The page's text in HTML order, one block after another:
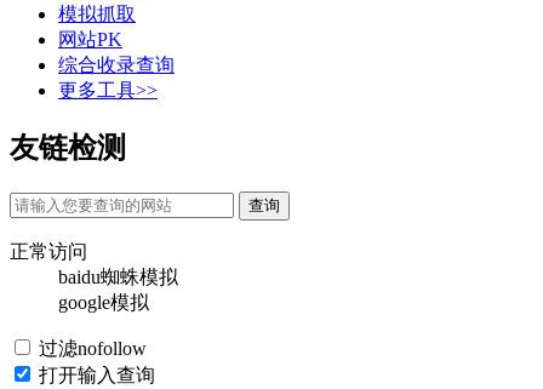
模拟抓取
网站PK
综合收录查询
更多工具>>
友链检测
正常访问
baidu蜘蛛模拟
google模拟
过滤nofollow
打开输入查询